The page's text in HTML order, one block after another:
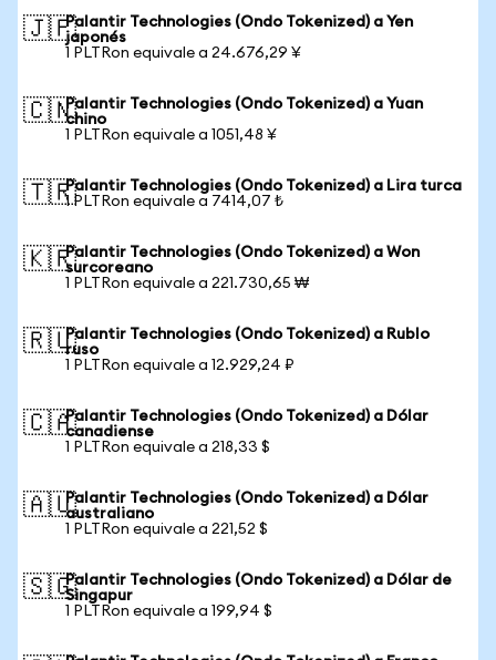
🇯🇵Palantir Technologies (Ondo Tokenized) a Yen
japonés
1 PLTRon equivale a 24.676,29 ¥
🇨🇳Palantir Technologies (Ondo Tokenized) a Yuan
chino
1 PLTRon equivale a 1051,48 ¥
🇹🇷Palantir Technologies (Ondo Tokenized) a Lira turca
1 PLTRon equivale a 7414,07 ₺
🇰🇷Palantir Technologies (Ondo Tokenized) a Won
surcoreano
1 PLTRon equivale a 221.730,65 ₩
🇷🇺Palantir Technologies (Ondo Tokenized) a Rublo
ruso
1 PLTRon equivale a 12.929,24 ₽
🇨🇦Palantir Technologies (Ondo Tokenized) a Dólar
canadiense
1 PLTRon equivale a 218,33 $
🇦🇺Palantir Technologies (Ondo Tokenized) a Dólar
australiano
1 PLTRon equivale a 221,52 $
🇸🇬Palantir Technologies (Ondo Tokenized) a Dólar de
Singapur
1 PLTRon equivale a 199,94 $